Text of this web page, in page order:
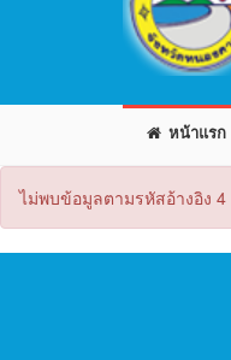
หน้าแรก
ไม่พบข้อมูลตามรหัสอ้างอิง 4